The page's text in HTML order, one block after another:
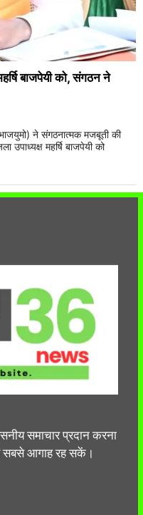
बाजपेयी को, संगठन ने
ने संगठनात्मक मजबूती की
महर्षि बाजपेयी को
समाचार प्रदान करना
सबसे आगाह रह सकें।